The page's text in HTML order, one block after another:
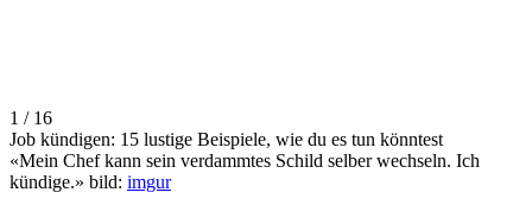
1 / 16
Job kündigen: 15 lustige Beispiele, wie du es tun könntest
«Mein Chef kann sein verdammtes Schild selber wechseln. Ich
kündige.» bild: imgur